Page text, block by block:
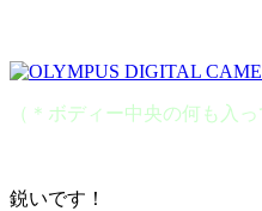
（＊ボディー中央の何も入
鋭いです！